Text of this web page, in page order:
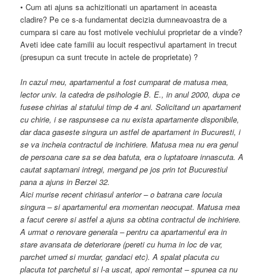
• Cum ati ajuns sa achizitionati un apartament in aceasta
cladire? Pe ce s-a fundamentat decizia dumneavoastra de a
cumpara si care au fost motivele vechiului proprietar de a vinde?
Aveti idee cate familii au locuit respectivul apartament in trecut
(presupun ca sunt trecute in actele de proprietate) ?
In cazul meu, apartamentul a fost cumparat de matusa mea,
lector univ. la catedra de psihologie B. E., in anul 2000, dupa ce
fusese chirias al statului timp de 4 ani. Solicitand un apartament
cu chirie, i se raspunsese ca nu exista apartamente disponibile,
dar daca gaseste singura un astfel de apartament in Bucuresti, i
se va incheia contractul de inchiriere. Matusa mea nu era genul
de persoana care sa se dea batuta, era o luptatoare innascuta. A
cautat saptamani intregi, mergand pe jos prin tot Bucurestiul
pana a ajuns in Berzei 32.
Aici murise recent chiriasul anterior – o batrana care locuia
singura – si apartamentul era momentan neocupat. Matusa mea
a facut cerere si astfel a ajuns sa obtina contractul de inchiriere.
A urmat o renovare generala – pentru ca apartamentul era in
stare avansata de deteriorare (pereti cu huma in loc de var,
parchet umed si murdar, gandaci etc). A spalat placuta cu
placuta tot parchetul si l-a uscat, apoi remontat – spunea ca nu